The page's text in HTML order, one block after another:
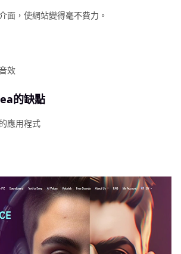
面，使網站變得毫不費力。
效
的缺點
應用程式